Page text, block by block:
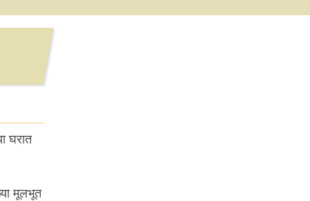
घरात
मूलभूत